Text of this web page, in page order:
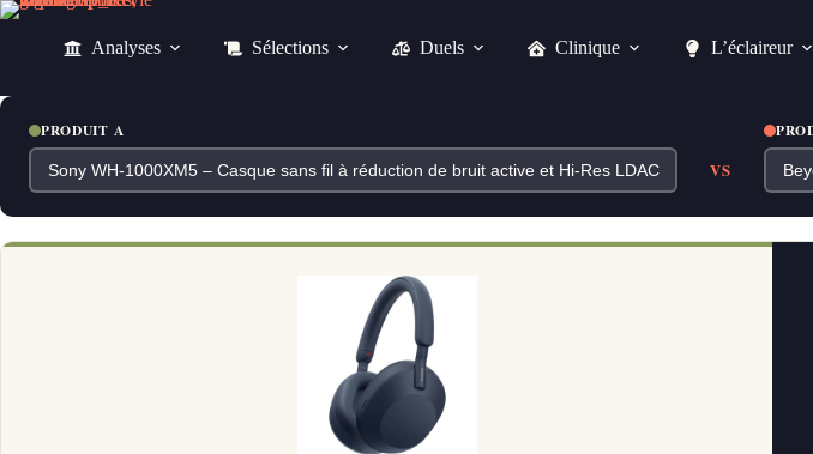
Passer
Analyses Sélections Duels Clinique L’éclaireur
PRODUIT A
VS